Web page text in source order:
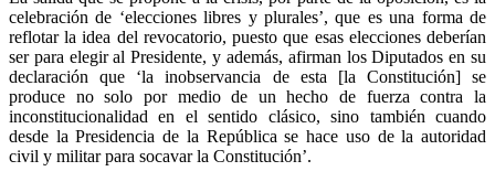
celebración de ‘elecciones libres y plurales’, que es una forma de
reflotar la idea del revocatorio, puesto que esas elecciones deberían
ser para elegir al Presidente, y además, afirman los Diputados en su
declaración que ‘la inobservancia de esta [la Constitución] se
produce no solo por medio de un hecho de fuerza contra la
inconstitucionalidad en el sentido clásico, sino también cuando
desde la Presidencia de la República se hace uso de la autoridad
civil y militar para socavar la Constitución’.